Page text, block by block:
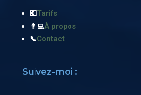
💶Tarifs
👨‍💻À propos
📞Contact
Suivez-moi :